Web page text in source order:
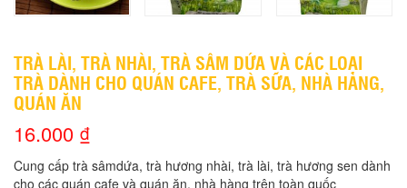
TRÀ LÀI, TRÀ NHÀI, TRÀ SÂM DỨA VÀ CÁC LOẠI
TRÀ DÀNH CHO QUÁN CAFE, TRÀ SỮA, NHÀ HÀNG,
QUÁN ĂN
16.000 ₫
Cung cấp trà sâmdứa, trà hương nhài, trà lài, trà hương sen dành
cho các quán cafe và quán ăn, nhà hàng trên toàn quốc